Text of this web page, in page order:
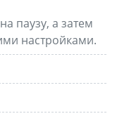
паузу, а затем
настройками.